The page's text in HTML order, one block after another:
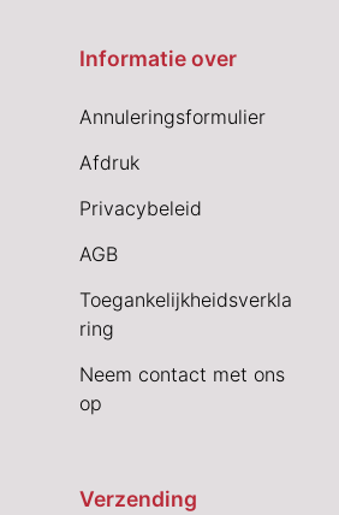
Informatie over
Annuleringsformulier
Afdruk
Privacybeleid
AGB
Toegankelijkheidsverkla
ring
Neem contact met ons
op
Verzending